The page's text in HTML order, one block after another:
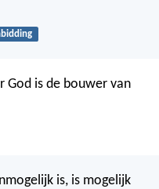
God is de bouwer van
is, is mogelijk